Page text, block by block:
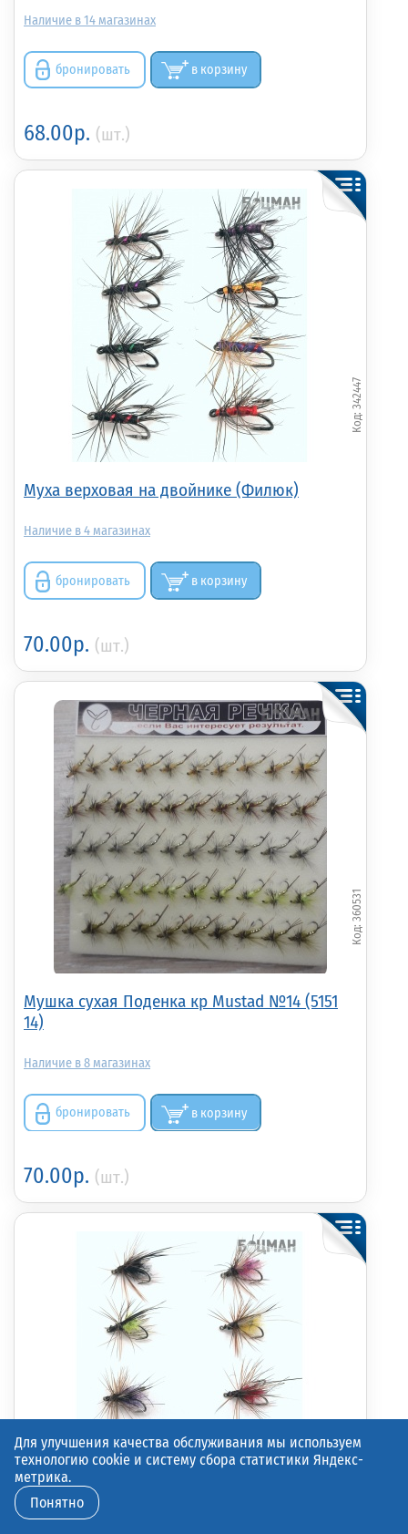
14
бронировать в корзину
68.00р. (шт.)
Муха верховая на двойнике (Филюк)
342447
4
бронировать в корзину
70.00р. (шт.)
Мушка сухая Поденка кр Mustad №14 (5151
14)
360531
8
бронировать в корзину
70.00р. (шт.)
384689
Для улучшения качества обслуживания мы используем
технологию cookie и систему сбора статистики Яндекс-
метрика.
Понятно